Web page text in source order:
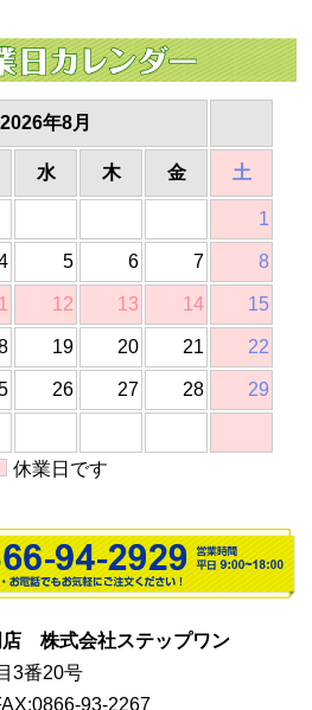
2026年8月
水 木 金 土
1
5 6 7 8
12 13 14 15
19 20 21 22
26 27 28 29
休業日です
株式会社ステップワン
3番20号
93-2267